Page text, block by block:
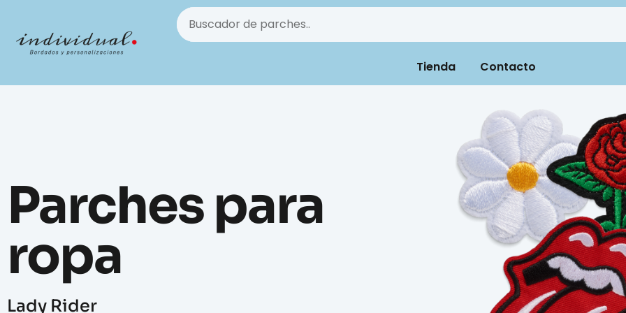
Tienda Contacto
Parches para
ropa
Lady Rider